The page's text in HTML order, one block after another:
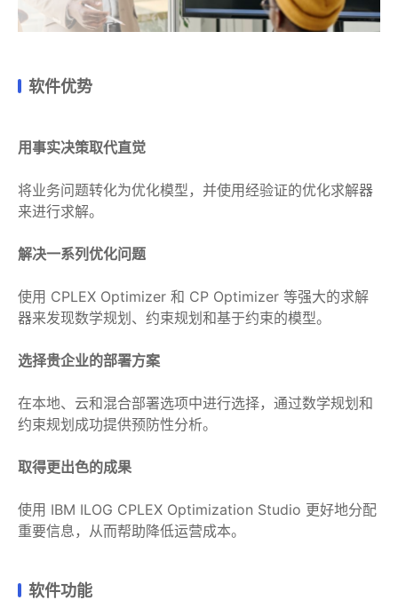
软件优势
用事实决策取代直觉
将业务问题转化为优化模型，并使用经验证的优化求解器
来进行求解。
解决一系列优化问题
使用 CPLEX Optimizer 和 CP Optimizer 等强大的求解
器来发现数学规划、约束规划和基于约束的模型。
选择贵企业的部署方案
在本地、云和混合部署选项中进行选择，通过数学规划和
约束规划成功提供预防性分析。
取得更出色的成果
使用 IBM ILOG CPLEX Optimization Studio 更好地分配
重要信息，从而帮助降低运营成本。
软件功能